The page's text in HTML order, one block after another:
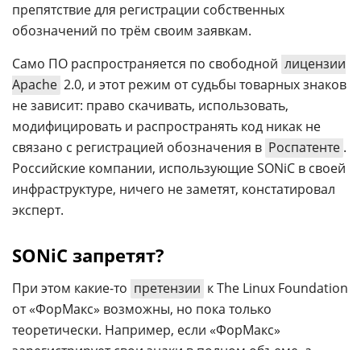
препятствие для регистрации собственных
обозначений по трём своим заявкам.
Само ПО распространяется по свободной лицензии
Apache 2.0, и этот режим от судьбы товарных знаков
не зависит: право скачивать, использовать,
модифицировать и распространять код никак не
связано с регистрацией обозначения в Роспатенте .
Российские компании, использующие SONiC в своей
инфраструктуре, ничего не заметят, констатировал
эксперт.
SONiC запретят?
При этом какие-то претензии к The Linux Foundation
от «ФорМакс» возможны, но пока только
теоретически. Например, если «ФорМакс»